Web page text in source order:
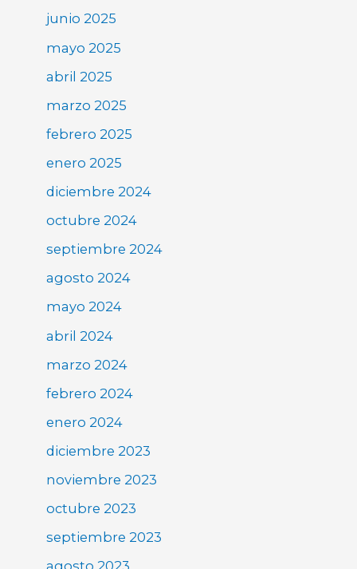
junio 2025
mayo 2025
abril 2025
marzo 2025
febrero 2025
enero 2025
diciembre 2024
octubre 2024
septiembre 2024
agosto 2024
mayo 2024
abril 2024
marzo 2024
febrero 2024
enero 2024
diciembre 2023
noviembre 2023
octubre 2023
septiembre 2023